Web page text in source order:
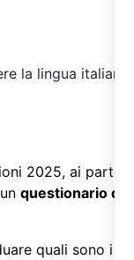
la lingua italiana
2025, ai
questionario di
quali sono i